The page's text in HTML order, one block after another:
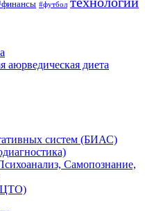
#футбол
диета
систем (БИАС)
Самопознание,